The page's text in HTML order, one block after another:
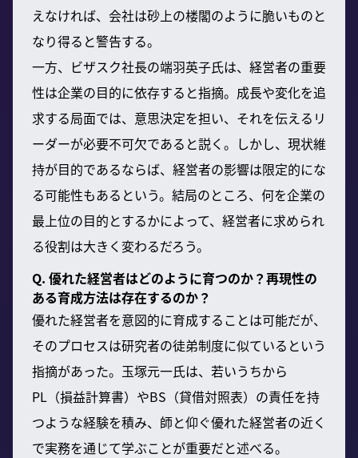
えなければ、会社は砂上の楼閣のように脆いものと
なり得ると警告する。
一方、ビザスク社長の端羽英子氏は、経営者の重要
性は企業の目的に依存すると指摘。成長や変化を追
求する局面では、意思決定を担い、それを伝えるリ
ーダーが必要不可欠であると説く。しかし、現状維
持が目的であるならば、経営者の影響は限定的にな
る可能性もあるという。結局のところ、何を企業の
最上位の目的とするかによって、経営者に求められ
る役割は大きく変わるだろう。
Q. 優れた経営者はどのように育つのか？再現性の
ある育成方法は存在するのか？
優れた経営者を意図的に育成することは可能だが、
そのプロセスは研究者の徒弟制度に似ているという
指摘があった。玉塚元一氏は、若いうちから
PL（損益計算書）やBS（貸借対照表）の責任を持
つような経験を積み、師と仰ぐ優れた経営者の近く
で実務を通じて学ぶことが重要だと述べる。